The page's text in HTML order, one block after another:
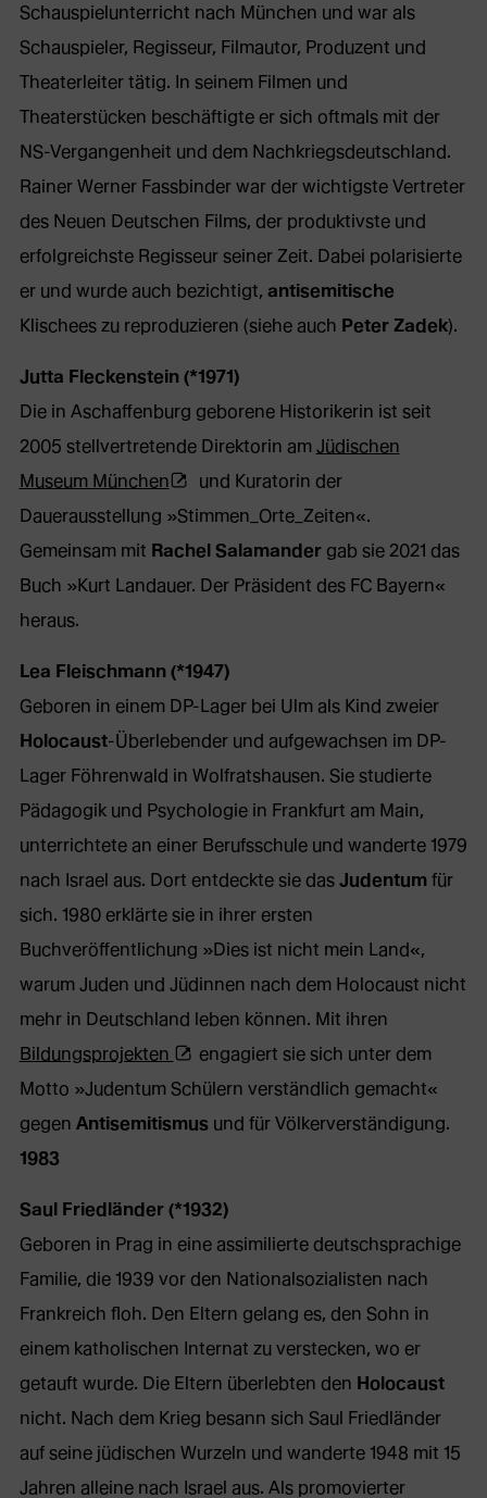
Schauspielunterricht nach München und war als
Schauspieler, Regisseur, Filmautor, Produzent und
Theaterleiter tätig. In seinem Filmen und
Theaterstücken beschäftigte er sich oftmals mit der
NS-Vergangenheit und dem Nachkriegsdeutschland.
Rainer Werner Fassbinder war der wichtigste Vertreter
des Neuen Deutschen Films, der produktivste und
erfolgreichste Regisseur seiner Zeit. Dabei polarisierte
er und wurde auch bezichtigt, antisemitische
Klischees zu reproduzieren (siehe auch Peter Zadek).
Jutta Fleckenstein (*1971)
Die in Aschaffenburg geborene Historikerin ist seit
2005 stellvertretende Direktorin am Jüdischen
Museum München(Öffnet
externe
Webseite
in
und Kuratorin der
Dauerausstellung »Stimmen_Orte_Zeiten«.
Gemeinsam mit Rachel Salamandergab sie 2021 das
Buch »Kurt Landauer. Der Präsident des FC Bayern«
heraus.
Lea Fleischmann (*1947)
Geboren in einem DP-Lager bei Ulm als Kind zweier
Holocaust-Überlebender und aufgewachsen im DP-
Lager Föhrenwald in Wolfratshausen. Sie studierte
Pädagogik und Psychologie in Frankfurt am Main,
unterrichtete an einer Berufsschule und wanderte 1979
nach Israel aus. Dort entdeckte sie das Judentum für
sich. 1980 erklärte sie in ihrer ersten
Buchveröffentlichung »Dies ist nicht mein Land«,
warum Juden und Jüdinnen nach dem Holocaust nicht
mehr in Deutschland leben können. Mit ihren
Bildungsprojekten (Öffnet
externe
Webseite
engagiert sie sich unter dem
Motto »Judentum Schülern verständlich gemacht«
gegen Antisemitismus und für Völkerverständigung.
1983
Saul Friedländer (*1932)
Geboren in Prag in eine assimilierte deutschsprachige
Familie, die 1939 vor den Nationalsozialisten nach
Frankreich floh. Den Eltern gelang es, den Sohn in
einem katholischen Internat zu verstecken, wo er
getauft wurde. Die Eltern überlebten den Holocaust
nicht. Nach dem Krieg besann sich Saul Friedländer
auf seine jüdischen Wurzeln und wanderte 1948 mit 15
Jahren alleine nach Israel aus. Als promovierter